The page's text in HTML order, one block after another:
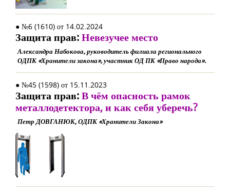
● №6 (1610) от 14.02.2024
Защита прав:Невезучее место
Александра Набокова, руководитель филиала регионального
ОДПК «Хранители закона», участник ОД ПК «Право народа».
● №45 (1598) от 15.11.2023
Защита прав:В чём опасность рамок
металлодетектора, и как себя уберечь?
Петр ДОВГАНЮК, ОДПК «Хранители Закона»